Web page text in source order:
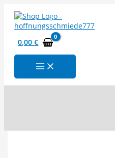
Inhalt
springen
0,00€